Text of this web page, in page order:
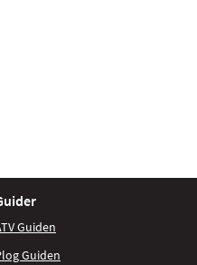
Guiden
Guiden